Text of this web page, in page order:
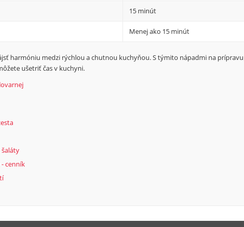
15 minút
Menej ako 15 minút
harmóniu medzi rýchlou a chutnou kuchyňou. S týmito nápadmi na
ušetriť čas v kuchyni.
šaláty
cenník